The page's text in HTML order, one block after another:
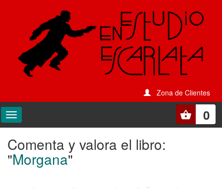
Zona de Clientes
0
Comenta
y
valora
Comenta y valora el libro:
"Morgana"